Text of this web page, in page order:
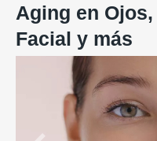
Aging en
Facial y más